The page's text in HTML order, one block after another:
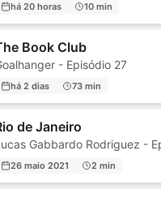
há 20 horas 10 min
Book Club
- Episódio 27
há 2 dias 73 min
de Janeiro
Gabbardo Rodriguez -
26 maio 2021 2 min